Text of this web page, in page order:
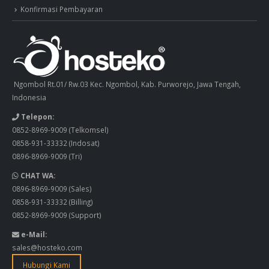
Konfirmasi Pembayaran
Ngombol Rt.01/ Rw.03 Kec. Ngombol, Kab. Purworejo, Jawa Tengah,
Indonesia
Telepon:
0852-8969-9009 (Telkomsel)
0858-931-33332(Indosat)
0896-8969-9009 (Tri)
CHAT WA:
0896-8969-9009 (Sales)
0858-931-33332(Billing)
0852-8969-9009 (Support)
e-Mail:
sales@hosteko.com
Hubungi Kami